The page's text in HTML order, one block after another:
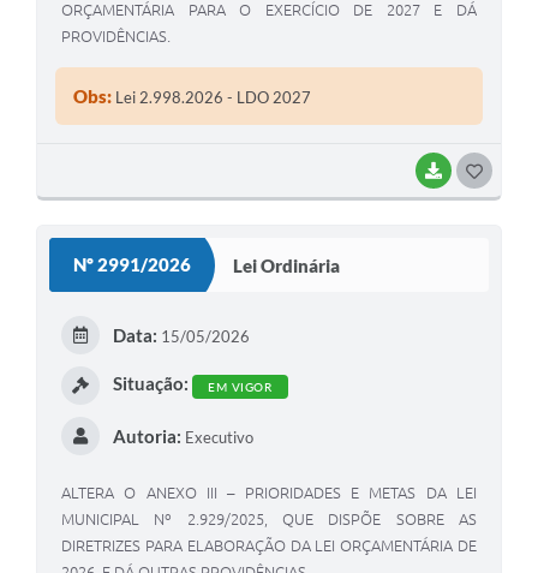
BAIXAR
ORÇAMENTÁRIA PARA O EXERCÍCIO DE 2027 E DÁ
PROVIDÊNCIAS.
Obs: Lei 2.998.2026 - LDO 2027
Nº 2991/2026 Lei Ordinária
Data: 15/05/2026
Situação: EM VIGOR
Autoria: Executivo
ALTERA O ANEXO III – PRIORIDADES E METAS DA LEI
MUNICIPAL Nº 2.929/2025, QUE DISPÕE SOBRE AS
DIRETRIZES PARA ELABORAÇÃO DA LEI ORÇAMENTÁRIA DE